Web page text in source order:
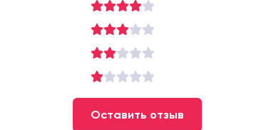
Оставить отзыв